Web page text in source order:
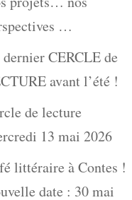
…
dernier CERCLE de
avant l’été !
de lecture
13 mai 2026
littéraire à Contes !
date : 30 mai